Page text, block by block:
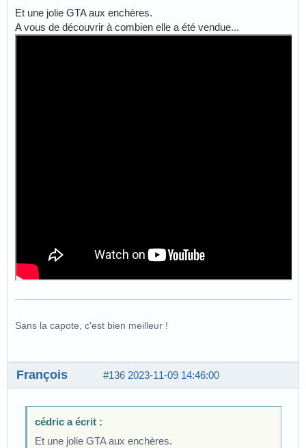
Et une jolie GTA aux enchères.
A vous de découvrir à combien elle a été vendue...
Sans la capote, c'est bien meilleur !
#136 2023-11-09 14:46:00
François
cédric a écrit :
Et une jolie GTA aux enchères.